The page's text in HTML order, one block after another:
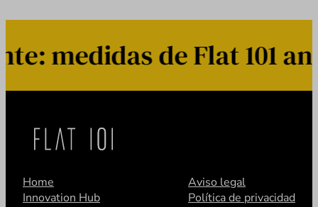
medidas de Flat 101
Home
Innovation Hub
Aviso legal
Política de privacidad